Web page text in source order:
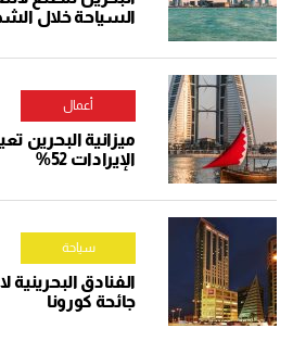
السياحة خلال
أعمال
ميزانية البحرين
الإيرادات 52%
سياحة
الفنادق
جائحة كورونا